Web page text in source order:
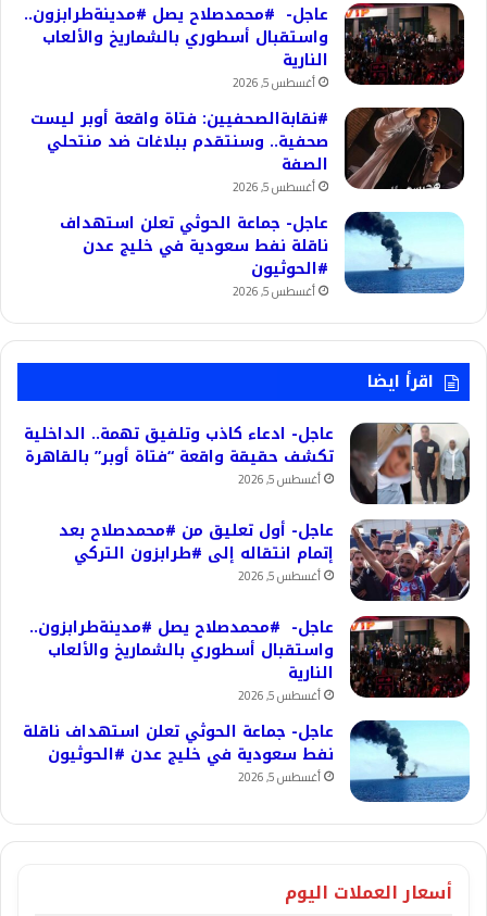
عاجل- #محمدصلاح يصل #مدينةطرابزون..
واستقبال أسطوري بالشماريخ والألعاب
النارية
أغسطس 5, 2026
#نقابةالصحفيين: فتاة واقعة أوبر ليست
صحفية.. وسنتقدم ببلاغات ضد منتحلي
الصفة
أغسطس 5, 2026
عاجل- جماعة الحوثي تعلن استهداف
ناقلة نفط سعودية في خليج عدن
#الحوثيون
أغسطس 5, 2026
اقرأ ايضا
عاجل- ادعاء كاذب وتلفيق تهمة.. الداخلية
تكشف حقيقة واقعة “فتاة أوبر” بالقاهرة
أغسطس 5, 2026
عاجل- أول تعليق من #محمدصلاح بعد
إتمام انتقاله إلى #طرابزون التركي
أغسطس 5, 2026
عاجل- #محمدصلاح يصل #مدينةطرابزون..
واستقبال أسطوري بالشماريخ والألعاب
النارية
أغسطس 5, 2026
عاجل- جماعة الحوثي تعلن استهداف ناقلة
نفط سعودية في خليج عدن #الحوثيون
أغسطس 5, 2026
أسعار العملات اليوم